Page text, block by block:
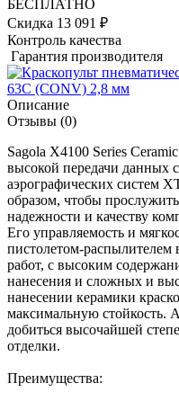
БЕСПЛАТНО
Скидка 13 091 ₽
Контроль качества
Гарантия производителя
Описание
Отзывы (0)
Sagola X4100 Series
высокой передачи данных
аэрографических систем
образом, чтобы
надежности и качеству
Его управляемость и
пистолетом-распылителем
работ, с высоким
нанесения и сложных и
нанесении керамики
максимальную стойкость.
добиться высочайшей
отделки.
Преимущества: